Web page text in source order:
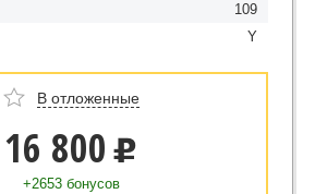
109
Y
В отложенные
16 800 u
+2653 бонусов